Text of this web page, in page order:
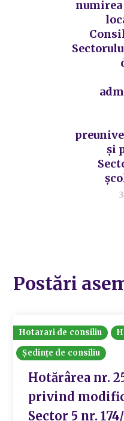
și
Postări
Hotarari de consiliu
Ședințe de consiliu
Hotărârea nr.
privind
Sector 5 nr.